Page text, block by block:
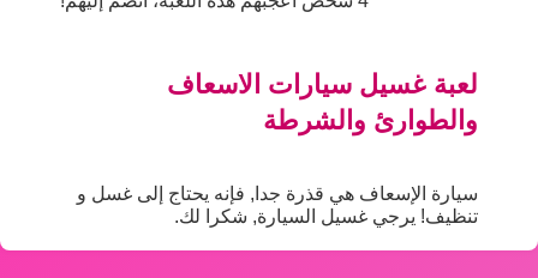
لعبة غسيل سيارات الاسعاف
والطوارئ والشرطة
سيارة الإسعاف هي قذرة جدا, فإنه يحتاج إلى غسل و
تنظيف! يرجي غسيل السيارة, شكرا لك.